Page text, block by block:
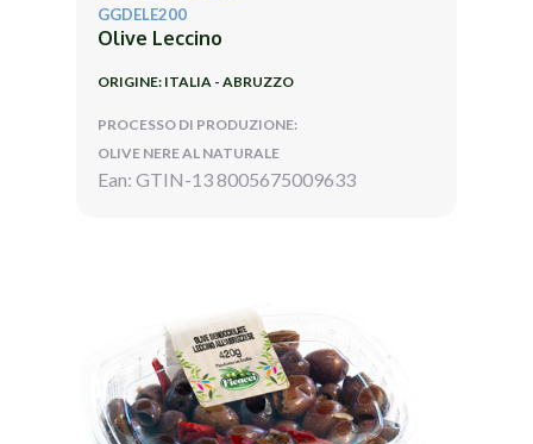
GGDELE200
Olive Leccino
ORIGINE: ITALIA - ABRUZZO
PROCESSO DI PRODUZIONE:
OLIVE NERE AL NATURALE
Ean: GTIN-13 8005675009633